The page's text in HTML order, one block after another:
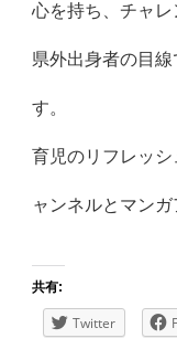
心を持ち、チャレ
県外出身者の目
す。
育児のリフレッ
ャンネルとマンガ
共有:
Twitter